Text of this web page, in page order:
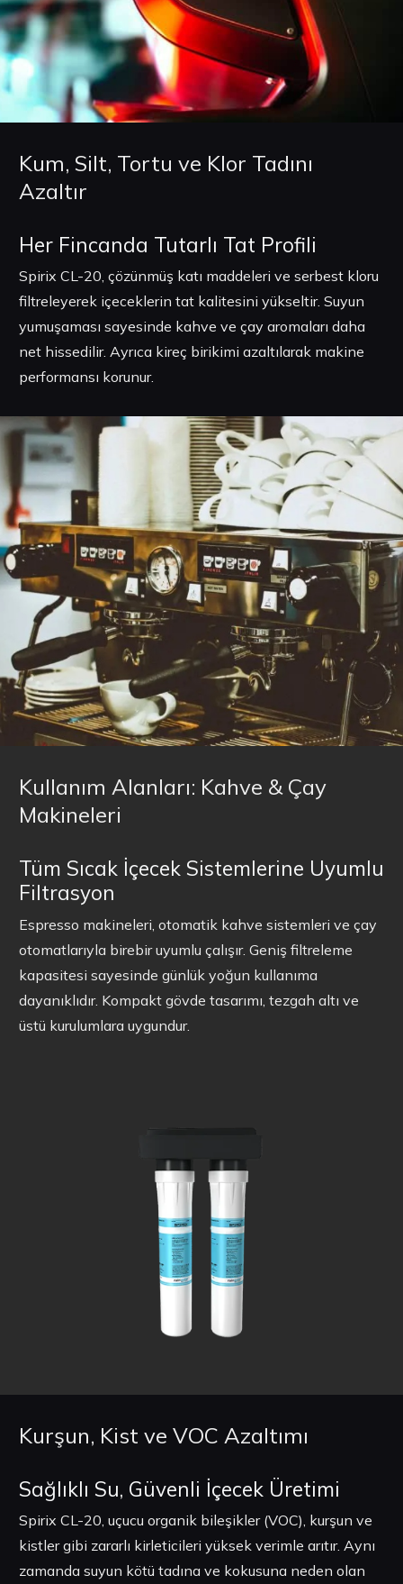
Kum, Silt, Tortu ve Klor Tadını
Azaltır
Her Fincanda Tutarlı Tat Profili
Spirix CL-20, çözünmüş katı maddeleri ve serbest kloru
filtreleyerek içeceklerin tat kalitesini yükseltir. Suyun
yumuşaması sayesinde kahve ve çay aromaları daha
net hissedilir. Ayrıca kireç birikimi azaltılarak makine
performansı korunur.
Kullanım Alanları: Kahve & Çay
Makineleri
Tüm Sıcak İçecek Sistemlerine Uyumlu
Filtrasyon
Espresso makineleri, otomatik kahve sistemleri ve çay
otomatlarıyla birebir uyumlu çalışır. Geniş filtreleme
kapasitesi sayesinde günlük yoğun kullanıma
dayanıklıdır. Kompakt gövde tasarımı, tezgah altı ve
üstü kurulumlara uygundur.
Kurşun, Kist ve VOC Azaltımı
Sağlıklı Su, Güvenli İçecek Üretimi
Spirix CL-20, uçucu organik bileşikler (VOC), kurşun ve
kistler gibi zararlı kirleticileri yüksek verimle arıtır. Aynı
zamanda suyun kötü tadına ve kokusuna neden olan